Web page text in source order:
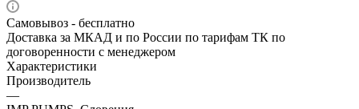
Самовывоз - бесплатно
Доставка за МКАД и по России по тарифам ТК по
договоренности с менеджером
Характеристики
Производитель
—